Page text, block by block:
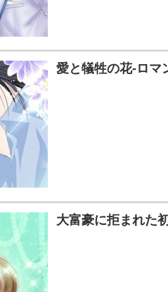
愛と犠牲の花-ロマ
大富豪に拒まれた